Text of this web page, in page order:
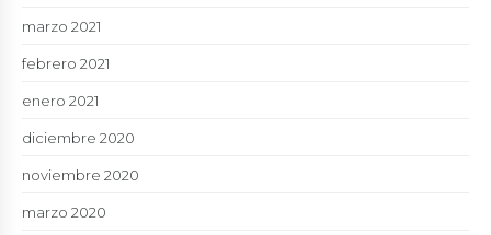
marzo 2021
febrero 2021
enero 2021
diciembre 2020
noviembre 2020
marzo 2020